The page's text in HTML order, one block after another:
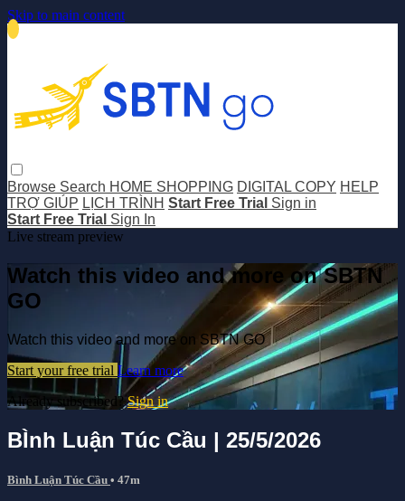
Skip to main content
Browse Search HOME SHOPPING DIGITAL COPY HELP
TRỢ GIÚP LỊCH TRÌNH Start Free Trial Sign in
Start Free Trial Sign In
Live stream preview
Watch this video and more on SBTN
GO
Watch this video and more on SBTN GO
Start your free trial Learn more
Already subscribed?Sign in
BÌnh Luận Túc Cầu | 25/5/2026
Bình Luận Túc Cầu • 47m